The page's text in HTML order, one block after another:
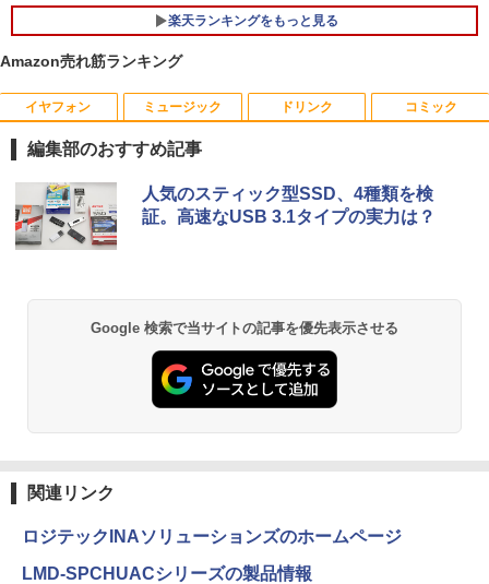
楽天ランキングをもっと見る
1
妹は知っている（8） 【電子限定特典つ
き】 【電子書籍】[ 雁木万里 ]
ィーメンバーと世界に復讐＆『ざま
￥792
Amazon売れ筋ランキング
イヤフォン
Anker Soundcore P40i オフホワイト
￥7,990
Anker Soundcore P31i ブラック
￥5,990
ミュージック
BRUCE WAYNE feat. Flo Milli, ATL Jacob
[Explicit]
BRUCE WAYNE feat. Flo Milli, ATL Jacob
[Explicit]
￥250
ドリンク
【Amazon.co.jp限定】 い・ろ・は・す 2L P
ET ラベルレス ×8本
by Amazon 天然水 ラベルレス 500ml ×24本
富士山の天然水 バナジウム含有 水 ミネラル
ウォーター ペットボトル 静岡県産 500ミリリ
ットル (Smart Basic)
コミック
薬屋のひとりごと 17巻 (デジタル版ビッグガ
ンガンコミックス)
異世界居酒屋「のぶ」(22) (角川コミックス・
エース)
￥832
編集部のおすすめ記事
人気のスティック型SSD、4種類を検
証。高速なUSB 3.1タイプの実力は？
Google 検索で当サイトの記事を優先表示させる
関連リンク
ロジテックINAソリューションズのホームページ
LMD-SPCHUACシリーズの製品情報